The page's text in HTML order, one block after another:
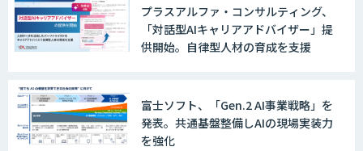
FUNNELシリーズ
AI受託開発（データ分析・画像認識）
プラスアルファ・コンサルティング、
「対話型AIキャリアアドバイザー」提
供開始。自律型人材の育成を支援
富士ソフト、「Gen.2 AI事業戦略」を
発表。共通基盤整備しAIの現場実装力
を強化